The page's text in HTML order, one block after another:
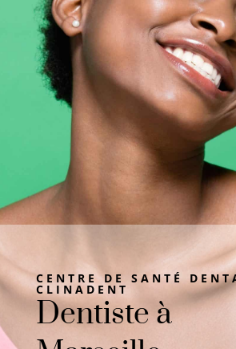
CENTRE DE SANTÉ
CLINADENT
Dentiste à